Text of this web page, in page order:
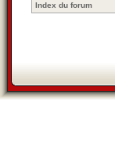
Index du forum